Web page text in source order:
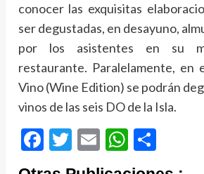
conocer las exquisitas
ser degustadas, en desayuno,
por los asistentes en su
restaurante. Paralelamente, en
Vino (Wine Edition) se podrán
vinos de las seis DO de la Isla.
Facebook
Twitter
Email